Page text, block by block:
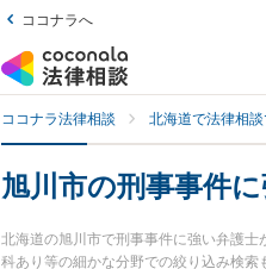
ココナラへ
ココナラ法律相談 北海道で法律相
旭川市の刑事事件
北海道の旭川市で刑事事件に強い弁護
科あり等の細かな分野での絞り込み検